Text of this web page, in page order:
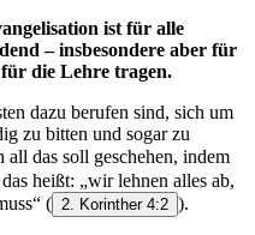
ist für alle
– insbesondere aber für
die Lehre tragen.
dazu berufen sind, sich um
zu bitten und sogar zu
all das soll geschehen, indem
heißt: „wir lehnen alles ab,
( 2. Korinther 4:2 ).